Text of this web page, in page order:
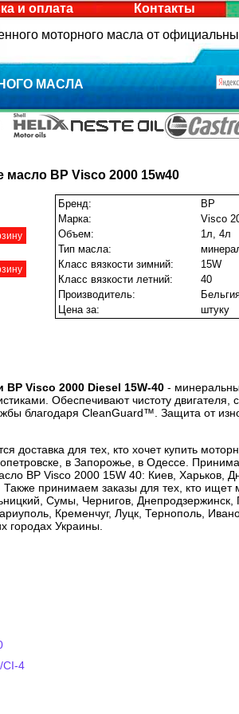
Контакты
и оплата
моторного масла от
МАСЛА
масло BP Visco 2000 15w40
Бренд:
BP
Марка:
Visco
Объем:
1л, 4л
Тип масла:
Класс вязкости зимний:
15W
Класс вязкости летний:
40
Производитель:
Цена за:
штуку
ВР Visco 2000 Diesel 15W-40 -
Обеспечивают чистоту двигателя,
благодаря CleanGuard™. Защита от
доставка для тех, кто хочет купить
в Запорожье, в Одессе.
BP Visco 2000 15W 40: Киев, Харьков,
принимаем заказы для тех, кто
Сумы, Чернигов, Днепродзержинск,
Кременчуг, Луцк, Тернополь,
городах Украины.
CI-4